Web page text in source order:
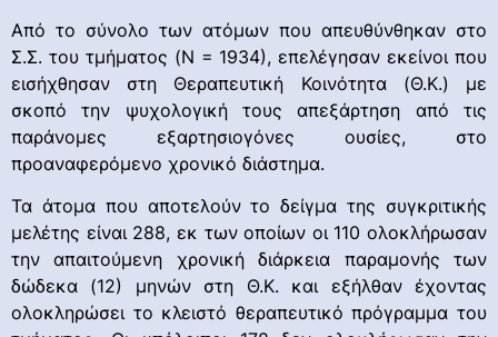
Από το σύνολο των ατόμων που απευθύνθηκαν στο
Σ.Σ. του τμήματος (Ν = 1934), επελέγησαν εκείνοι που
εισήχθησαν στη Θεραπευτική Κοινότητα (Θ.Κ.) με
σκοπό την ψυχολογική τους απεξάρτηση από τις
παράνομες εξαρτησιογόνες ουσίες, στο
προαναφερόμενο χρονικό διάστημα.
Τα άτομα που αποτελούν το δείγμα της συγκριτικής
μελέτης είναι 288, εκ των οποίων οι 110 ολοκλήρωσαν
την απαιτούμενη χρονική διάρκεια παραμονής των
δώδεκα (12) μηνών στη Θ.Κ. και εξήλθαν έχοντας
ολοκληρώσει το κλειστό θεραπευτικό πρόγραμμα του